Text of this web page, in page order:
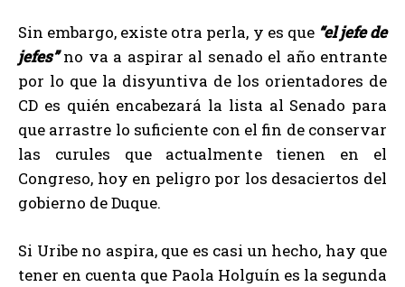
Sin embargo, existe otra perla, y es que “el jefe de
jefes”no va a aspirar al senado el año entrante
por lo que la disyuntiva de los orientadores de
CD es quién encabezará la lista al Senado para
que arrastre lo suficiente con el fin de conservar
las curules que actualmente tienen en el
Congreso, hoy en peligro por los desaciertos del
gobierno de Duque.
Si Uribe no aspira, que es casi un hecho, hay que
tener en cuenta que Paola Holguín es la segunda